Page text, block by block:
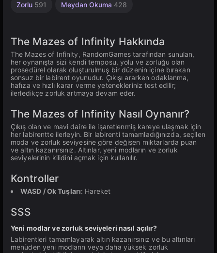
Zorlu 591 Meydan Okuma 428
The Mazes of Infinity Hakkında
The Mazes of Infinity, RandomGames tarafından sunulan,
her oynanışta sizi kendi temposu, yolu ve zorluğu olan
prosedürel olarak oluşturulmuş bir düzenin içine bırakan
sonsuz bir labirent oyunudur. Çıkışı ararken odaklanma,
hafıza ve hızlı karar verme yetenekleriniz test edilir;
ilerledikçe zorluk artmaya devam eder.
The Mazes of Infinity Nasıl Oynanır?
Çıkış olan ve mavi daire ile işaretlenmiş kareye ulaşmak için
her labirentte ilerleyin. Bir labirenti tamamladığınızda, seçilen
moda ve zorluk seviyesine göre değişen miktarlarda puan
ve altın kazanırsınız. Altınlar, yeni modların ve zorluk
seviyelerinin kilidini açmak için kullanılır.
Kontroller
WASD / Ok Tuşları: Hareket
SSS
Yeni modlar ve zorluk seviyeleri nasıl açılır?
Labirentleri tamamlayarak altın kazanırsınız ve bu altınları
menüden yeni modların veya daha yüksek zorluk